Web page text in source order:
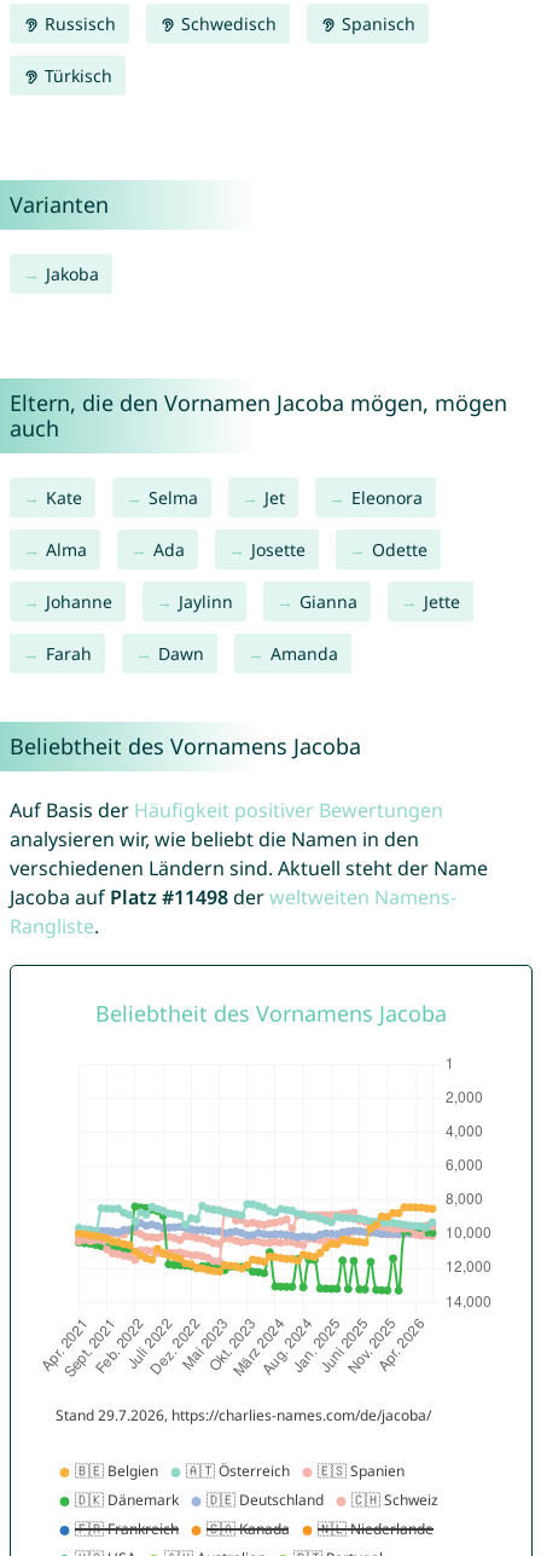
Russisch Schwedisch Spanisch
Türkisch
Varianten
Jakoba
Eltern, die den Vornamen Jacoba mögen, mögen
auch
Kate Selma Jet Eleonora
Alma Ada Josette Odette
Johanne Jaylinn Gianna Jette
Farah Dawn Amanda
Beliebtheit des Vornamens Jacoba
Auf Basis der Häufigkeit positiver Bewertungen
analysieren wir, wie beliebt die Namen in den
verschiedenen Ländern sind. Aktuell steht der Name
Jacoba auf Platz #11498derweltweiten Namens-
Rangliste.